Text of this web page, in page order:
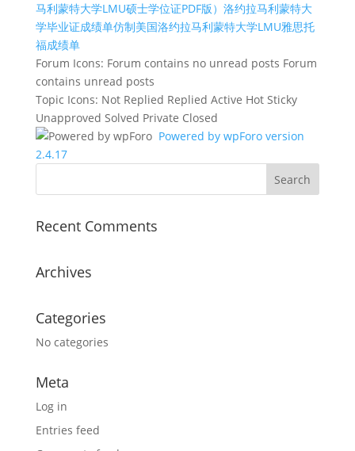
马利蒙特大学LMU硕士学位证PDF版）洛约拉马利蒙特大
学毕业证成绩单仿制美国洛约拉马利蒙特大学LMU雅思托
福成绩单
Forum Icons: Forum contains no unread posts Forum
contains unread posts
Topic Icons: Not Replied Replied Active Hot Sticky
Unapproved Solved Private Closed
Powered by wpForo version
2.4.17
Recent Comments
Archives
Categories
No categories
Meta
Log in
Entries feed